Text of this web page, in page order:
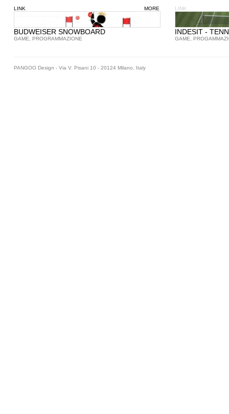
LINK MORE
BUDWEISER SNOWBOARD
GAME, PROGRAMMAZIONE
LINK
INDESIT -
GAME,
PANGOO Design - Via V. Pisani 10 - 20124 Milano, Italy